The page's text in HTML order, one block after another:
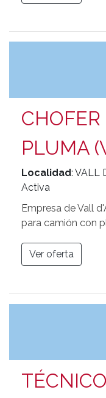
PLUMA
Localidad: VALL
Activa
Empresa de Vall
para camión con
Ver oferta